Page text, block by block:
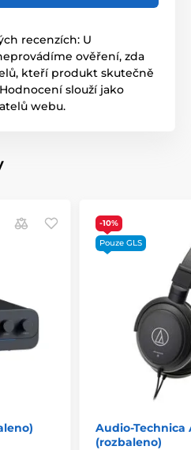
recenzích: U
ověření, zda
kteří produkt skutečně
slouží jako
webu.
-10%
Pouze GLS
Audio-Technica
(rozbaleno)